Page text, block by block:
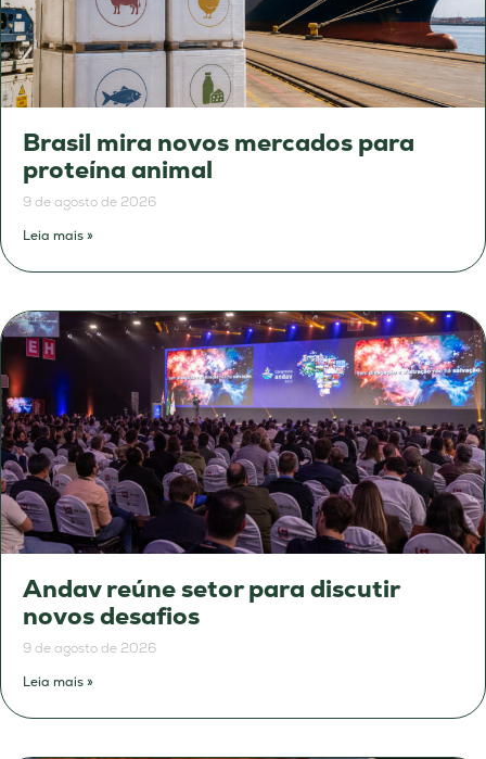
Brasil mira novos mercados para
proteína animal
9 de agosto de 2026
Leia mais »
Andav reúne setor para discutir
novos desafios
9 de agosto de 2026
Leia mais »